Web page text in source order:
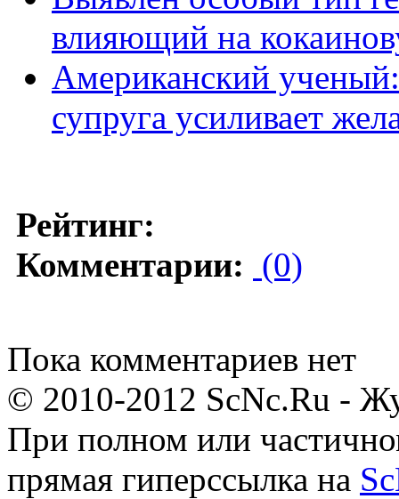
влияющий на
Американский
супруга усиливает
Рейтинг:
Комментарии: (0)
Пока комментариев нет
© 2010-2012 ScNc.Ru -
При полном или
прямая гиперссылка на